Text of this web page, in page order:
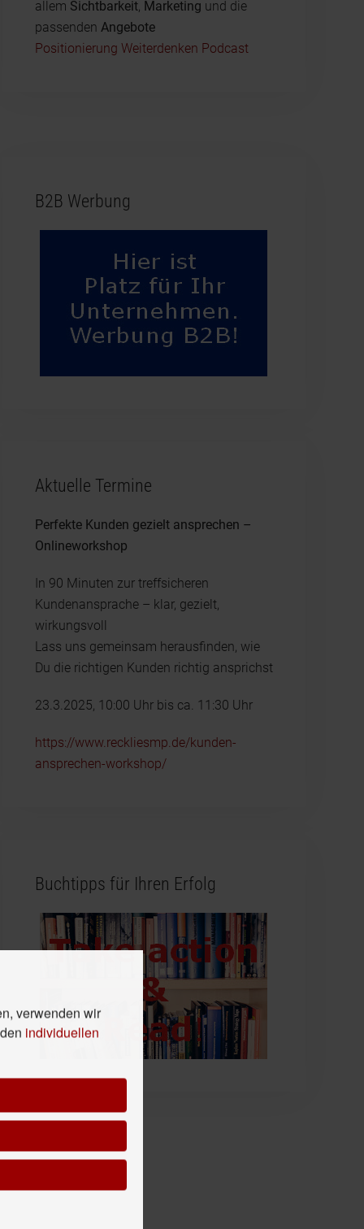
allem Sichtbarkeit, Marketing und die
passenden Angebote
Positionierung Weiterdenken Podcast
B2B Werbung
Aktuelle Termine
Perfekte Kunden gezielt ansprechen –
Onlineworkshop
In 90 Minuten zur treffsicheren
Kundenansprache – klar, gezielt,
wirkungsvoll
Lass uns gemeinsam herausfinden, wie
Du die richtigen Kunden richtig ansprichst
23.3.2025, 10:00 Uhr bis ca. 11:30 Uhr
https://www.reckliesmp.de/kunden-
ansprechen-workshop/
Buchtipps für Ihren Erfolg
verwenden wir
individuellen